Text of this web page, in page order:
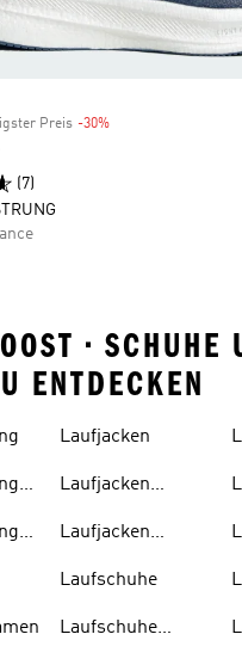
Preis -30%
(7)
• SCHUHE
ENTDECKEN
Laufjacken
Laufjacken
Laufjacken
Laufschuhe
Laufschuhe